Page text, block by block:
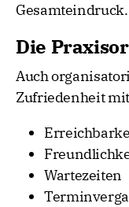
Gesamteindruck.
Die
Auch
Zufriedenheit
Wartezeiten